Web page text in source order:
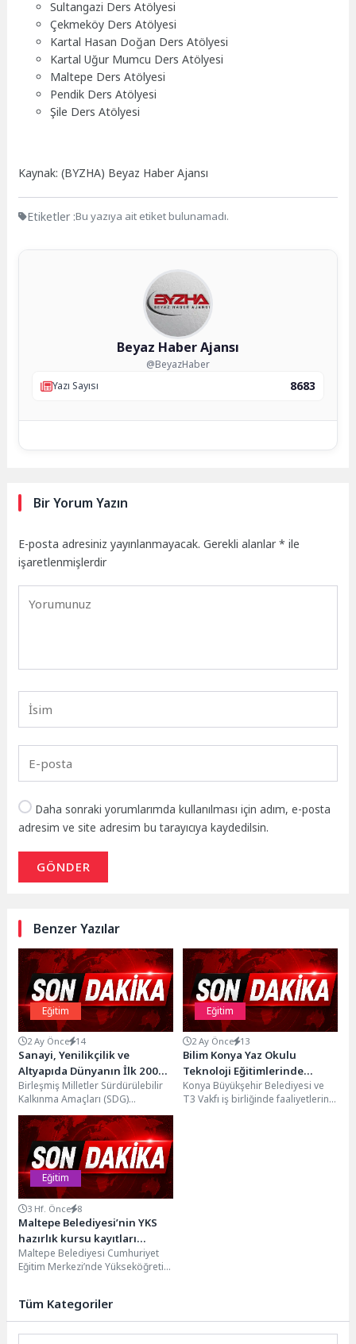
Sultangazi Ders Atölyesi
Çekmeköy Ders Atölyesi
Kartal Hasan Doğan Ders Atölyesi
Kartal Uğur Mumcu Ders Atölyesi
Maltepe Ders Atölyesi
Pendik Ders Atölyesi
Şile Ders Atölyesi
Kaynak: (BYZHA) Beyaz Haber Ajansı
Etiketler :Bu yazıya ait etiket bulunamadı.
Beyaz Haber Ajansı
@BeyazHaber
Yazı Sayısı
8683
Bir Yorum Yazın
E-posta adresiniz yayınlanmayacak. Gerekli alanlar* ile
işaretlenmişlerdir
Daha sonraki yorumlarımda kullanılması için adım, e-posta
adresim ve site adresim bu tarayıcıya kaydedilsin.
GÖNDER
Benzer Yazılar
Eğitim
2 Ay Önce 14
Sanayi, Yenilikçilik ve
Altyapıda Dünyanın İlk 200
Üniversitesi Arasında
Birleşmiş Milletler Sürdürülebilir
Kalkınma Amaçları (SDG)
doğrultusunda üniversitelerin
eğitim, araştırma, toplumsal katkı
ve kurumsal uygulamalar...
Eğitim
2 Ay Önce 13
Bilim Konya Yaz Okulu
Teknoloji Eğitimlerinde
Mülakat Kayıtları Başladı
Konya Büyükşehir Belediyesi ve
T3 Vakfı iş birliğinde faaliyetlerini
Eğitim
3 Hf. Önce 8
Maltepe Belediyesi’nin YKS
hazırlık kursu kayıtları
başladı
Maltepe Belediyesi Cumhuriyet
Eğitim Merkezi’nde Yükseköğretim
Belediyesi Cumhuriyet Eğitim...
Tüm Kategoriler